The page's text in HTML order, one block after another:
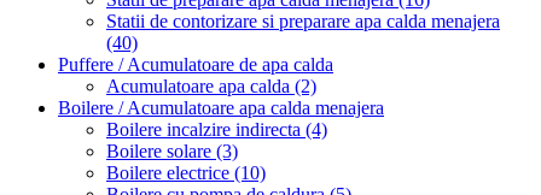
Statii de contorizare si preparare apa calda menajera
(40)
Puffere / Acumulatoare de apa calda
Acumulatoare apa calda (2)
Boilere / Acumulatoare apa calda menajera
Boilere incalzire indirecta (4)
Boilere solare (3)
Boilere electrice (10)